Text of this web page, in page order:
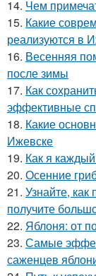
14. Чем
15. Какие
реализуются в
16. Весенняя
после зимы
17. Как
эффективные
18. Какие
Ижевске
19. Как я
20. Осенние
21. Узнайте, как
получите
22. Яблоня: от
23. Самые
саженцев